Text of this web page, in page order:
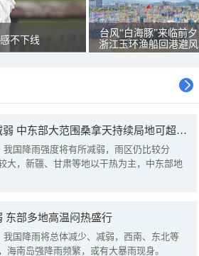
不下线
台风“白海豚”来临前夕
浙江玉环渔船回港避风
我国降雨强度进一步减弱 中东部大范围桑拿天持续局地可超38℃
国降雨强度将有所减弱，雨区仍比较分
大，新疆、甘肃等地以干热为主，中东部地
东部多地高温闷热盛行
国降雨将总体减少、减弱，西南、东北等
海南岛强降雨频繁，或有大暴雨现身。